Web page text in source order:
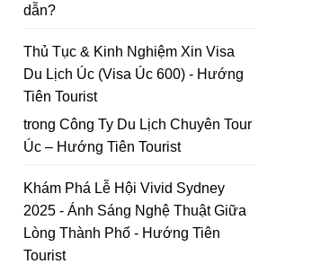
dẫn?
Thủ Tục & Kinh Nghiệm Xin Visa
Du Lịch Úc (Visa Úc 600) - Hướng
Tiên Tourist
trong Công Ty Du Lịch Chuyên Tour
Úc – Hướng Tiên Tourist
Khám Phá Lễ Hội Vivid Sydney
2025 - Ánh Sáng Nghệ Thuật Giữa
Lòng Thành Phố - Hướng Tiên
Tourist